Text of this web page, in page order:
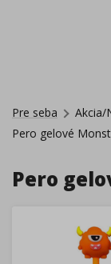
Pre seba Akcia/
Pero gelové
Pero